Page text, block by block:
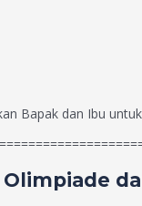
Bapak dan Ibu